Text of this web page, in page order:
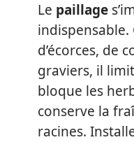
Le paillage
indispensable.
d’écorces, de
graviers, il
bloque les
conserve la
racines.